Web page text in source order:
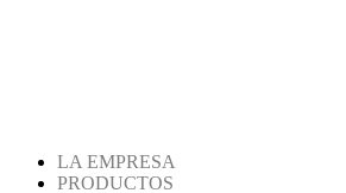
LA EMPRESA
PRODUCTOS